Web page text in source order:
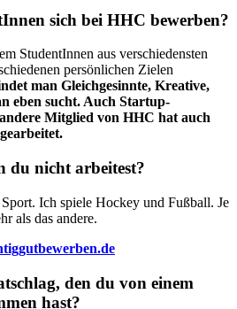
sich bei HHC bewerben?
StudentInnen aus verschiedensten
persönlichen Zielen
man Gleichgesinnte, Kreative,
eben sucht. Auch Startup-
Mitglied von HHC hat auch
du nicht arbeitest?
Ich spiele Hockey und Fußball. Je
als das andere.
den du von einem
hast?